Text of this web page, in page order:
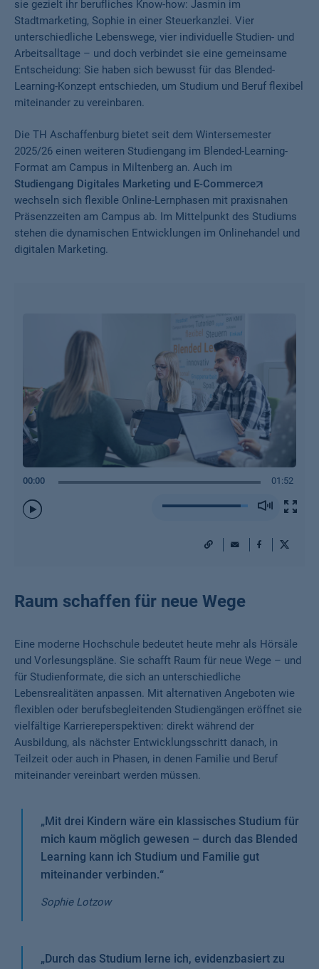
sie gezielt ihr berufliches Know-how: Jasmin im
Stadtmarketing, Sophie in einer Steuerkanzlei. Vier
unterschiedliche Lebenswege, vier individuelle Studien- und
Arbeitsalltage – und doch verbindet sie eine gemeinsame
Entscheidung: Sie haben sich bewusst für das Blended-
Learning-Konzept entschieden, um Studium und Beruf flexibel
miteinander zu vereinbaren.
Die TH Aschaffenburg bietet seit dem Wintersemester
2025/26 einen weiteren Studiengang im Blended-Learning-
Format am Campus in Miltenberg an. Auch im
Studiengang Digitales Marketing und E-Commerce
wechseln sich flexible Online-Lernphasen mit praxisnahen
Präsenzzeiten am Campus ab. Im Mittelpunkt des Studiums
stehen die dynamischen Entwicklungen im Onlinehandel und
digitalen Marketing.
00:00 01:52
URL Mail Facebook
X
Raum schaffen für neue Wege
Eine moderne Hochschule bedeutet heute mehr als Hörsäle
und Vorlesungspläne. Sie schafft Raum für neue Wege – und
für Studienformate, die sich an unterschiedliche
Lebensrealitäten anpassen. Mit alternativen Angeboten wie
flexiblen oder berufsbegleitenden Studiengängen eröffnet sie
vielfältige Karriereperspektiven: direkt während der
Ausbildung, als nächster Entwicklungsschritt danach, in
Teilzeit oder auch in Phasen, in denen Familie und Beruf
miteinander vereinbart werden müssen.
„Mit drei Kindern wäre ein klassisches Studium für
mich kaum möglich gewesen – durch das Blended
Learning kann ich Studium und Familie gut
miteinander verbinden.“
Sophie Lotzow
„Durch das Studium lerne ich, evidenzbasiert zu